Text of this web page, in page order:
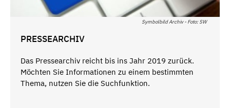
Symbolbild Archiv - Foto: SW
PRESSEARCHIV
Das Pressearchiv reicht bis ins Jahr 2019 zurück.
Möchten Sie Informationen zu einem bestimmten
Thema, nutzen Sie die Suchfunktion.